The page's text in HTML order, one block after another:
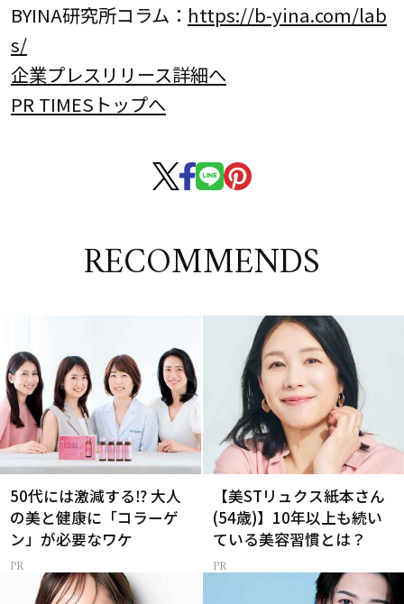
BYINA研究所コラム： https://b-yina.com/lab
s/
企業プレスリリース詳細へ
PR TIMESトップへ
RECOMMENDS
50代には激減する⁉ 大人
の美と健康に「コラーゲ
ン」が必要なワケ
【美STリュクス紙本さん
(54歳)】10年以上も続い
ている美容習慣とは？